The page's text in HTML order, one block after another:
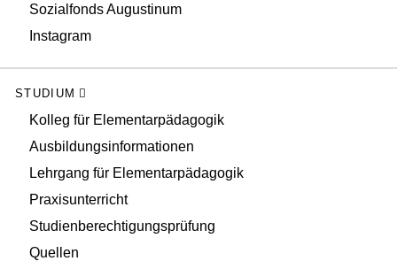
Sozialfonds Augustinum
Instagram
STUDIUM
Kolleg für Elementarpädagogik
Ausbildungsinformationen
Lehrgang für Elementarpädagogik
Praxisunterricht
Studienberechtigungsprüfung
Quellen